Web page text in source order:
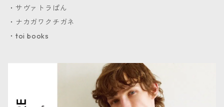
・サヴァトラぱん
・ナカガワクチガネ
・toi books